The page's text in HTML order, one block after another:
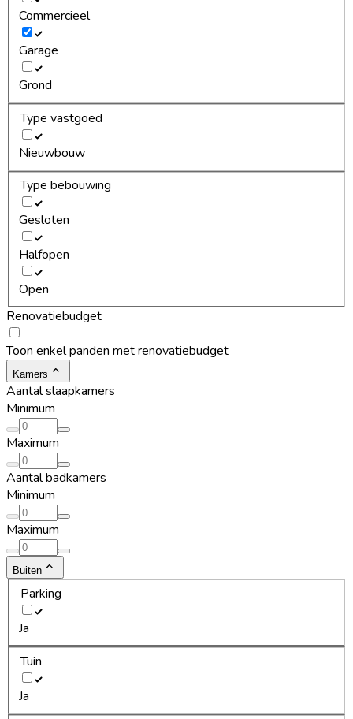
Commercieel
Garage
Grond
Type vastgoed
Nieuwbouw
Type bebouwing
Gesloten
Halfopen
Open
Renovatiebudget
Toon enkel panden met renovatiebudget
Kamers
Aantal slaapkamers
Minimum
Maximum
Aantal badkamers
Minimum
Maximum
Buiten
Parking
Ja
Tuin
Ja